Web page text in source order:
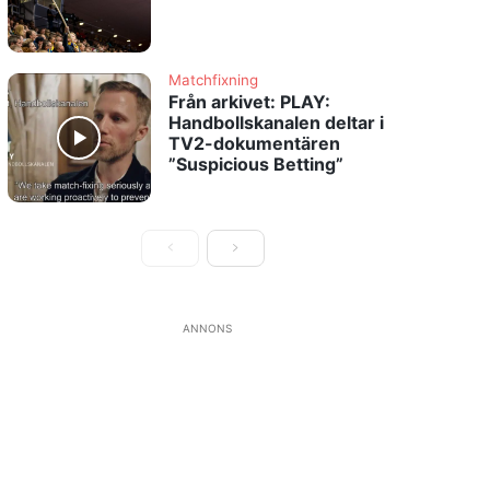
Matchfixning
Från arkivet: PLAY:
Handbollskanalen deltar i
TV2-dokumentären
”Suspicious Betting”
ANNONS